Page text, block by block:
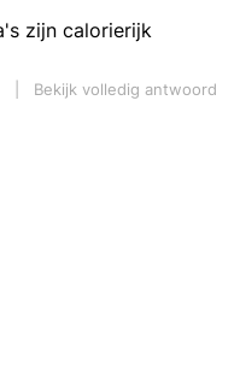
zijn calorierijk
Bekijk volledig antwoord